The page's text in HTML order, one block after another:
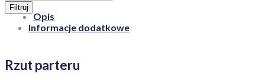
Filtruj
Opis
Informacje dodatkowe
Rzut parteru